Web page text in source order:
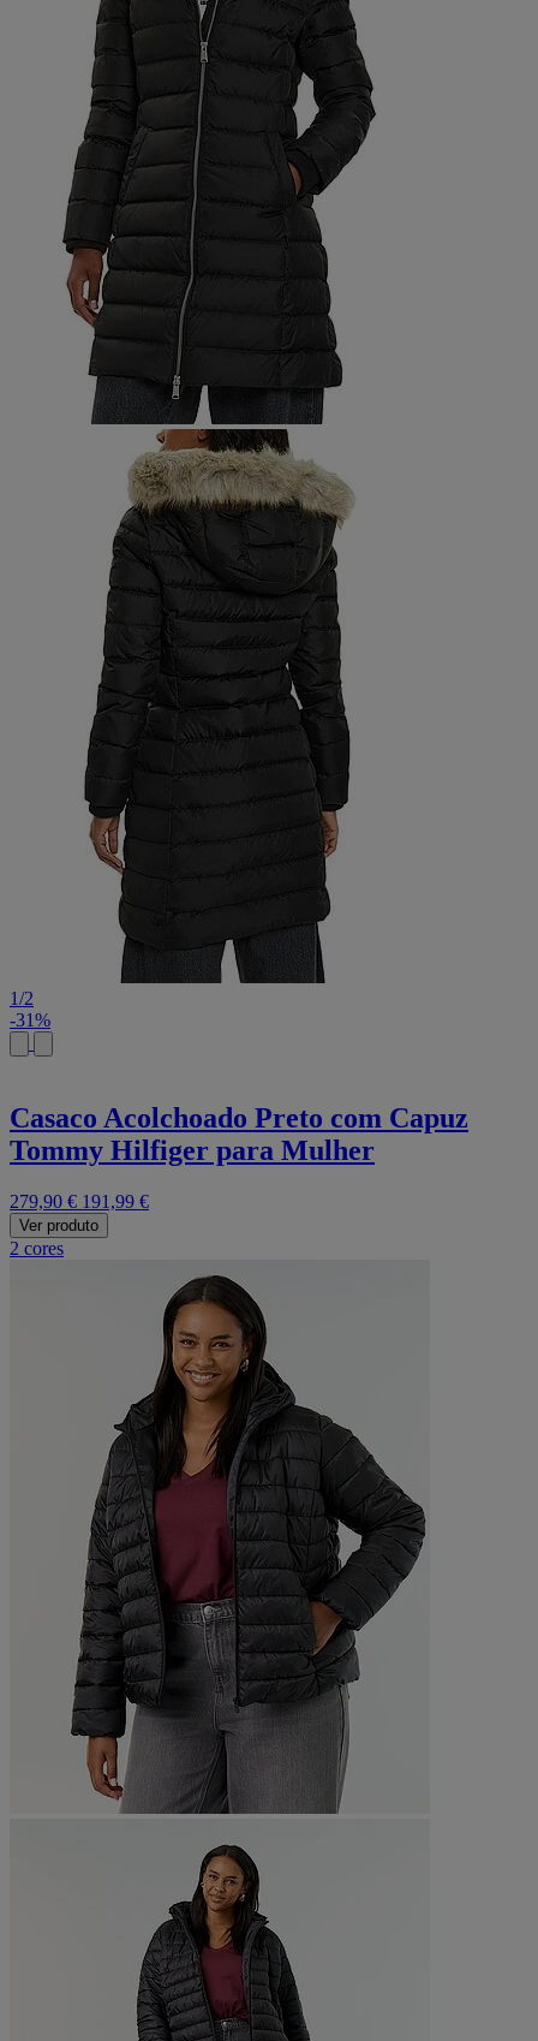
1/2
-31%
Casaco Acolchoado Preto com Capuz
Tommy Hilfiger para Mulher
279,90 € 191,99 €
Ver produto
2 cores